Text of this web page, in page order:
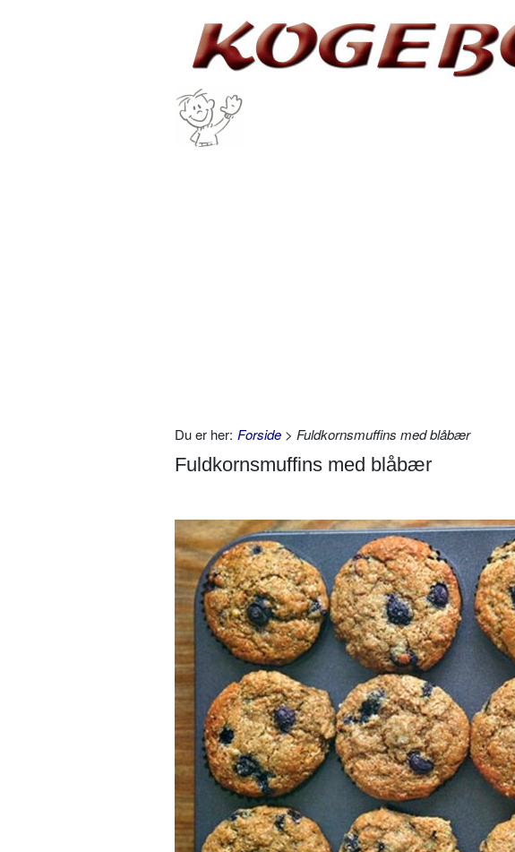
Du er her: Forside > Fuldkornsmuffins med blåbær
Fuldkornsmuffins med blåbær